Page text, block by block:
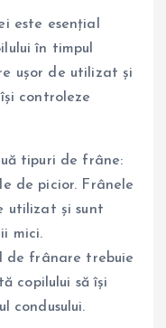
este esențial
în timpul
ușor de utilizat și
controleze
tipuri de frâne:
de picior. Frânele
utilizat și sunt
mici.
de frânare trebuie
copilului să își
condusului.